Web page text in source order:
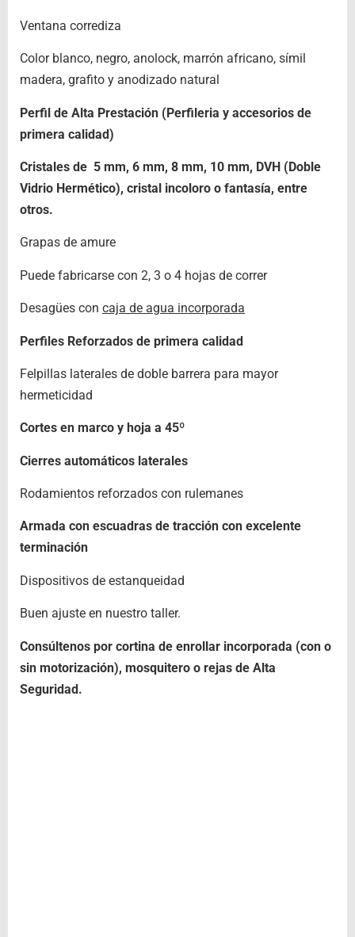
Ventana corrediza
Color blanco, negro, anolock, marrón africano, símil
madera, grafito y anodizado natural
Perfil de Alta Prestación (Perfileria y accesorios de
primera calidad)
Cristales de 5 mm, 6 mm, 8 mm, 10 mm, DVH (Doble
Vidrio Hermético), cristal incoloro o fantasía, entre
otros.
Grapas de amure
Puede fabricarse con 2, 3 o 4 hojas de correr
Desagües con caja de agua incorporada
Perfiles Reforzados de primera calidad
Felpillas laterales de doble barrera para mayor
hermeticidad
Cortes en marco y hoja a 45º
Cierres automáticos laterales
Rodamientos reforzados con rulemanes
Armada con escuadras de tracción con excelente
terminación
Dispositivos de estanqueidad
Buen ajuste en nuestro taller.
Consúltenos por cortina de enrollar incorporada (con o
sin motorización), mosquitero o rejas de Alta
Seguridad.